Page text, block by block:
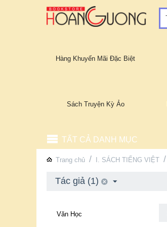
Hàng Khuyến Mãi Đặc Biệt
Sách Truyện Kỳ Ảo
TẤT CẢ DANH MỤC
Trang chủ / I. SÁCH TIẾNG VIỆT /
Tác giả (1)
Văn Học